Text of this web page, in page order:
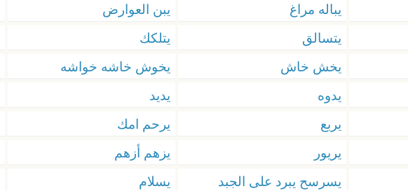
يباله مراغ يبن العوارض
يتسالق يتلكك
يخش خاش يخوش خاشه خواشه
يدوه يديد
يربع يرحم امك
يريور يزهم أزهم
يسرسح يبرد على الجبد يسلام